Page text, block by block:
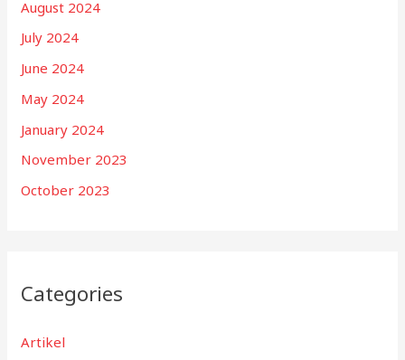
August 2024
July 2024
June 2024
May 2024
January 2024
November 2023
October 2023
Categories
Artikel